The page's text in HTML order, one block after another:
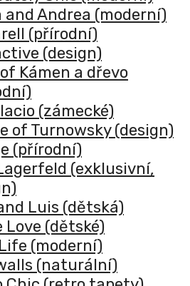
and Andrea (moderní)
(přírodní)
(design)
Kámen a dřevo
(zámecké)
of Turnowsky (design)
(přírodní)
(exklusivní,
Luis (dětská)
(dětské)
(moderní)
(naturální)